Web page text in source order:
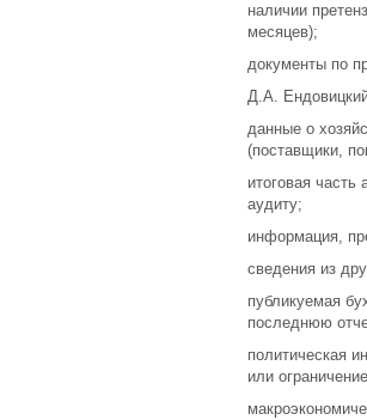
наличии
месяцев);
документы по
Д.А.
данные о
(поставщики,
итоговая часть
аудиту;
информация,
сведения из
публикуемая
последнюю
политическая
или